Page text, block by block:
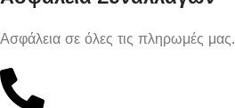
Ασφάλεια σε όλες τις πληρωμές μας.